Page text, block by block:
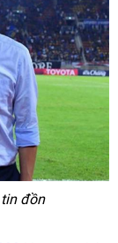
đồn